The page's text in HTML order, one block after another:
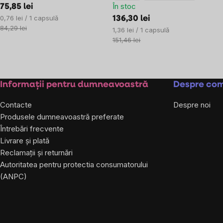
75,85 lei
Evaluare
preţ:
0,76 lei / 1 capsulă
84,29 lei
În stoc
136,30 lei
Evaluare
preţ:
1,36 lei / 1 capsulă
151,46 lei
Subsol
Informații pentru dumneavoastră
Contacte
Produsele dumneavoastră preferate
Întrebări frecvente
Livrare și plată
Reclamații și returnări
Autoritatea pentru protectia consumatorului
(ANPC)
Despre
Despre noi